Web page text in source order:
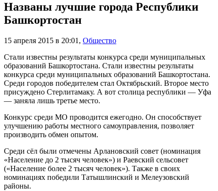
Названы лучшие города Республики
Башкортостан
15 апреля 2015 в 20:01 , Общество
Стали известны результаты конкурса среди муниципальных
образований Башкортостана. Стали известны результаты
конкурса среди муниципальных образований Башкортостана.
Среди городов победителем стал Октябрьский. Второе место
присуждено Стерлитамаку. А вот столица республики — Уфа
— заняла лишь третье место.
Конкурс среди МО проводится ежегодно. Он способствует
улучшению работы местного самоуправления, позволяет
производить обмен опытом.
Среди сёл были отмечены Арлановский совет (номинация
«Население до 2 тысяч человек») и Раевский сельсовет
(«Население более 2 тысяч человек»). Также в своих
номинациях победили Татышлинский и Мелеузовский
районы.